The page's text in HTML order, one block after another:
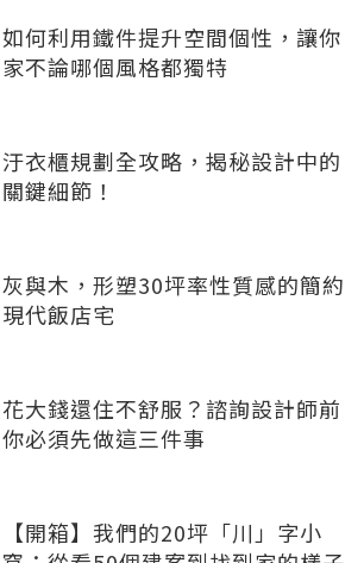
如何利用鐵件提升空間個性，讓你
家不論哪個風格都獨特
汙衣櫃規劃全攻略，揭秘設計中的
關鍵細節！
灰與木，形塑30坪率性質感的簡約
現代飯店宅
花大錢還住不舒服？諮詢設計師前
你必須先做這三件事
【開箱】我們的20坪「川」字小